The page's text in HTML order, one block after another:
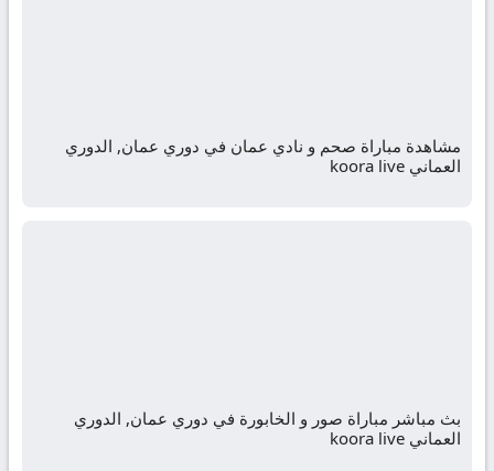
مشاهدة مباراة صحم و نادي عمان في دوري عمان, الدوري
العماني koora live
بث مباشر مباراة صور و الخابورة في دوري عمان, الدوري
العماني koora live